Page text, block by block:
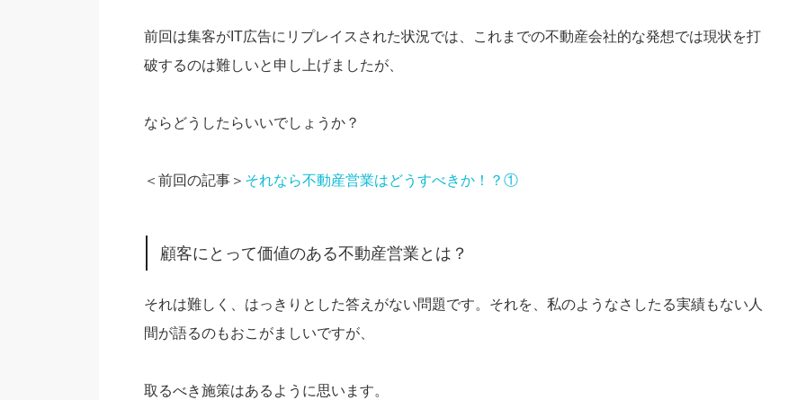
前回は集客がIT広告にリプレイスされた状況では、これまでの不動産会社的な発想では現状を打
破するのは難しいと申し上げましたが、
ならどうしたらいいでしょうか？
＜前回の記事＞ それなら不動産営業はどうすべきか！？①
顧客にとって価値のある不動産営業とは？
それは難しく、はっきりとした答えがない問題です。それを、私のようなさしたる実績もない人
間が語るのもおこがましいですが、
取るべき施策はあるように思います。